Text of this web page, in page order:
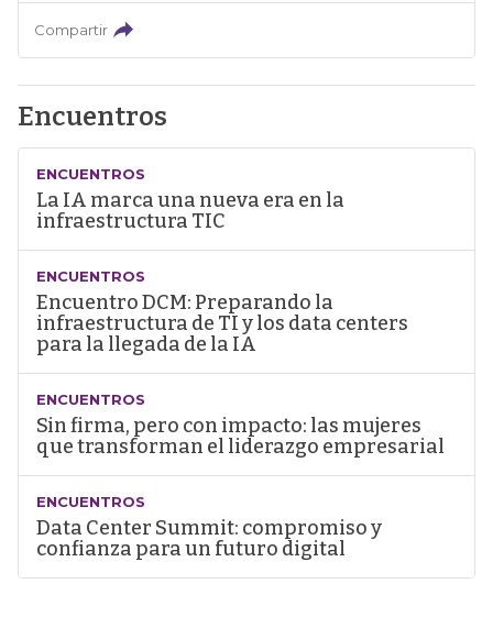
Compartir
Encuentros
ENCUENTROS
La IA marca una nueva era en la
infraestructura TIC
ENCUENTROS
Encuentro DCM: Preparando la
infraestructura de TI y los data centers
para la llegada de la IA
ENCUENTROS
Sin firma, pero con impacto: las mujeres
que transforman el liderazgo empresarial
ENCUENTROS
Data Center Summit: compromiso y
confianza para un futuro digital